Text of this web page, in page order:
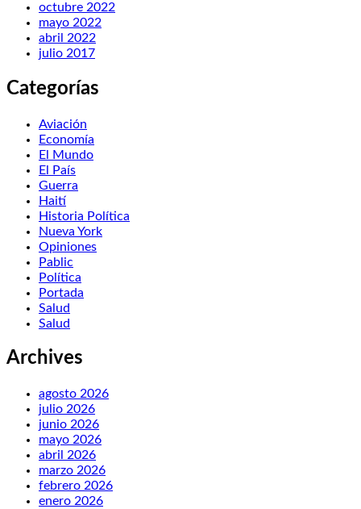
octubre 2022
mayo 2022
abril 2022
julio 2017
Categorías
Aviación
Economía
El Mundo
El País
Guerra
Haití
Historia Política
Nueva York
Opiniones
Pablic
Política
Portada
Salud
Salud
Archives
agosto 2026
julio 2026
junio 2026
mayo 2026
abril 2026
marzo 2026
febrero 2026
enero 2026